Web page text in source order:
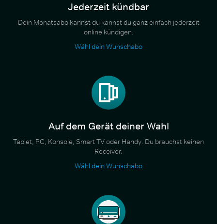
Jederzeit kündbar
Dein Monatsabo kannst du kannst du ganz einfach jederzeit
online kündigen.
Wähl dein Wunschabo
Auf dem Gerät deiner Wahl
Tablet, PC, Konsole, Smart TV oder Handy. Du brauchst keinen
Receiver.
Wähl dein Wunschabo